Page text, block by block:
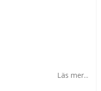
Läs mer...